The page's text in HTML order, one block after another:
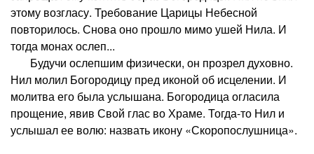
этому возгласу. Требование Царицы Небесной
повторилось. Снова оно прошло мимо ушей Нила. И
тогда монах ослеп...
Будучи ослепшим физически, он прозрел духовно.
Нил молил Богородицу пред иконой об исцелении. И
молитва его была услышана. Богородица огласила
прощение, явив Свой глас во Храме. Тогда-то Нил и
услышал ее волю: назвать икону «Скоропослушница».